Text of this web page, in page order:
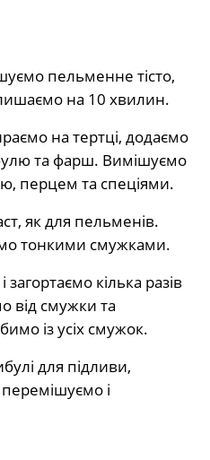
пельменне тісто,
на 10 хвилин.
на тертці, додаємо
та фарш. Вимішуємо
перцем та спеціями.
як для пельменів.
тонкими смужками.
кілька разів
від смужки та
із усіх смужок.
для підливи,
і